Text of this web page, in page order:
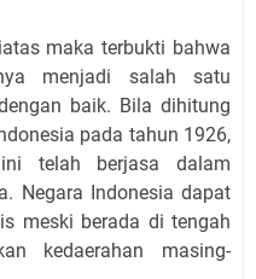
maka terbukti bahwa
menjadi salah satu
baik. Bila dihitung
pada tahun 1926,
telah berjasa dalam
Negara Indonesia dapat
meski berada di tengah
kedaerahan masing-